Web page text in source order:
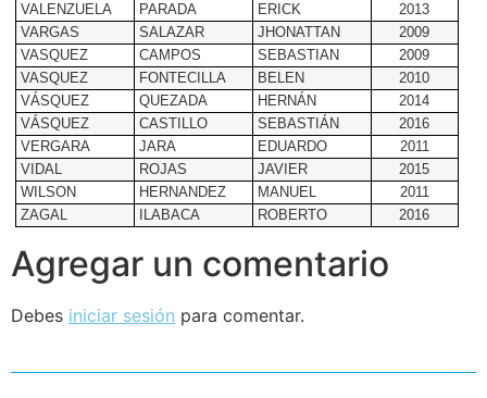
VALENZUELA
PARADA ERICK
2013
VARGAS
SALAZAR JHONATTAN
2009
VASQUEZ
CAMPOS SEBASTIAN
2009
VASQUEZ
FONTECILLA BELEN
2010
VÁSQUEZ
QUEZADA HERNÁN
2014
VÁSQUEZ
CASTILLO SEBASTIÁN
2016
VERGARA
JARA EDUARDO
2011
VIDAL
ROJAS JAVIER
2015
WILSON
HERNANDEZ MANUEL
2011
ZAGAL
ILABACA ROBERTO 2016
Agregar un comentario
Debes iniciar sesión para comentar.